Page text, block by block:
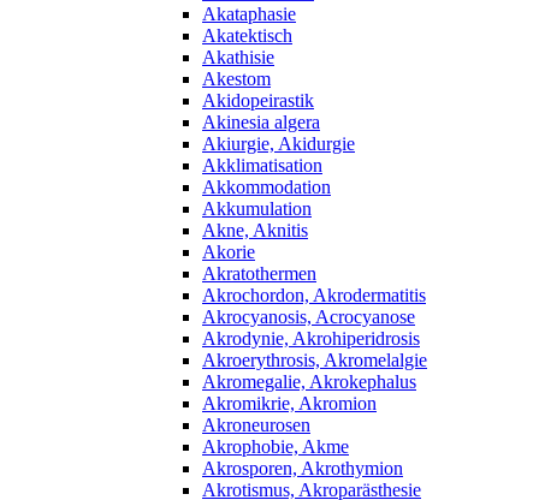
Akataphasie
Akatektisch
Akathisie
Akestom
Akidopeirastik
Akinesia algera
Akiurgie, Akidurgie
Akklimatisation
Akkommodation
Akkumulation
Akne, Aknitis
Akorie
Akratothermen
Akrochordon, Akrodermatitis
Akrocyanosis, Acrocyanose
Akrodynie, Akrohiperidrosis
Akroerythrosis, Akromelalgie
Akromegalie, Akrokephalus
Akromikrie, Akromion
Akroneurosen
Akrophobie, Akme
Akrosporen, Akrothymion
Akrotismus, Akroparästhesie